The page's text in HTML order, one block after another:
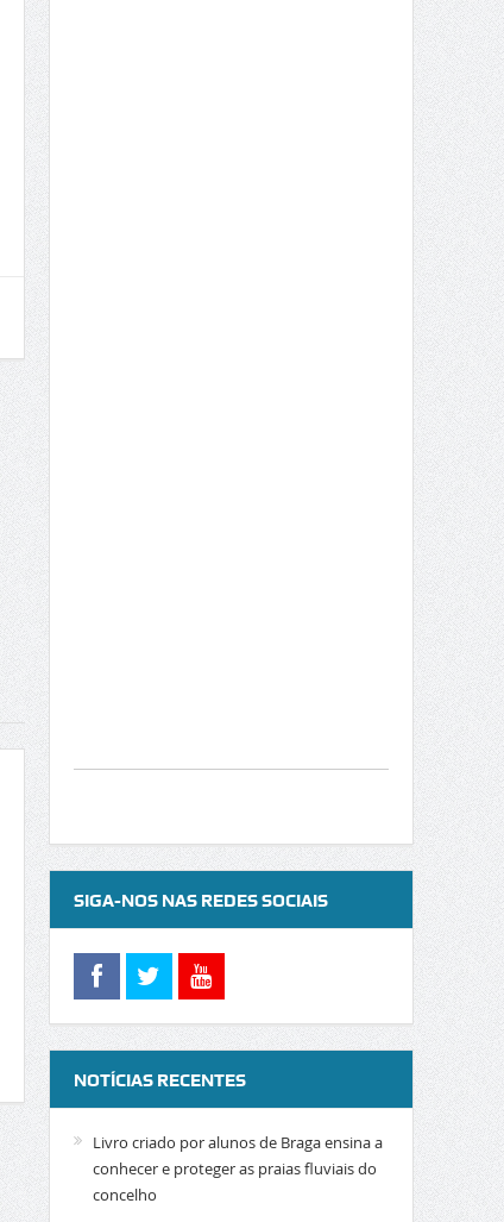
SIGA-NOS NAS REDES SOCIAIS
NOTÍCIAS RECENTES
Livro criado por alunos de Braga ensina a
conhecer e proteger as praias fluviais do
concelho